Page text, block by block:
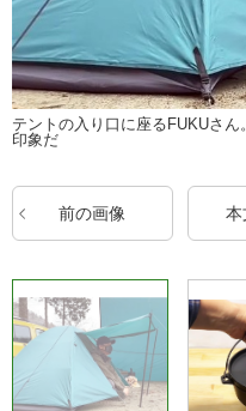
テントの入り口に座るFUKUさ
印象だ
前の画像 本